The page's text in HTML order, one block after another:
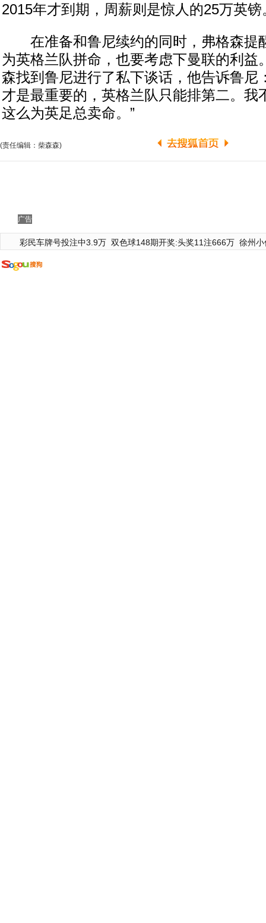
2015年才到期，周薪则是惊人的25万英镑
在准备和鲁尼续约的同时，弗格森提
为英格兰队拼命，也要考虑下曼联的利益
森找到鲁尼进行了私下谈话，他告诉鲁尼
才是最重要的，英格兰队只能排第二。我
这么为英足总卖命。”
(责任编辑：柴森森)
广告
彩民车牌号投注中3.9万 双色球148期开奖:头奖11注666万 徐州